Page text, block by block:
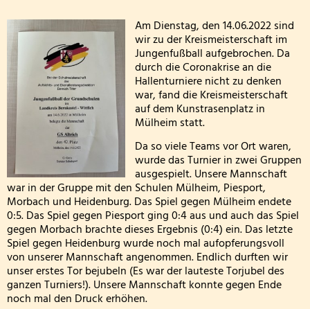
Erntedankgottesdienst der Klassenstufe 3
Leslie die Leseratte zu Besuch!
Klasse 2000 - die erste Stunde in der
Autorenlesung Sascha Gutzeit 27.11.2025
Theater in der Turnhalle! 2025
Theaterfahrt nach Trier 2025
Adventsfensteraktion 3. Schuljahr-2
Handballaktionstag 2026
Fußballturnier Vorrunde zur Kreismeisterschaft
Kooperationen
Geschichte und Informationen zum
Kreismeisterschaft
der
Jungen
Am Dienstag, den 14.06.2022 sind
wir zu der Kreismeisterschaft im
Jungenfußball aufgebrochen. Da
durch die Coronakrise an die
Hallenturniere nicht zu denken
war, fand die Kreismeisterschaft
auf dem Kunstrasenplatz in
Mülheim statt.
Da so viele Teams vor Ort waren,
wurde das Turnier in zwei Gruppen
ausgespielt. Unsere Mannschaft
war in der Gruppe mit den Schulen Mülheim, Piesport,
Morbach und Heidenburg. Das Spiel gegen Mülheim endete
0:5. Das Spiel gegen Piesport ging 0:4 aus und auch das Spiel
gegen Morbach brachte dieses Ergebnis (0:4) ein. Das letzte
Spiel gegen Heidenburg wurde noch mal aufopferungsvoll
von unserer Mannschaft angenommen. Endlich durften wir
unser erstes Tor bejubeln (Es war der lauteste Torjubel des
ganzen Turniers!). Unsere Mannschaft konnte gegen Ende
noch mal den Druck erhöhen.